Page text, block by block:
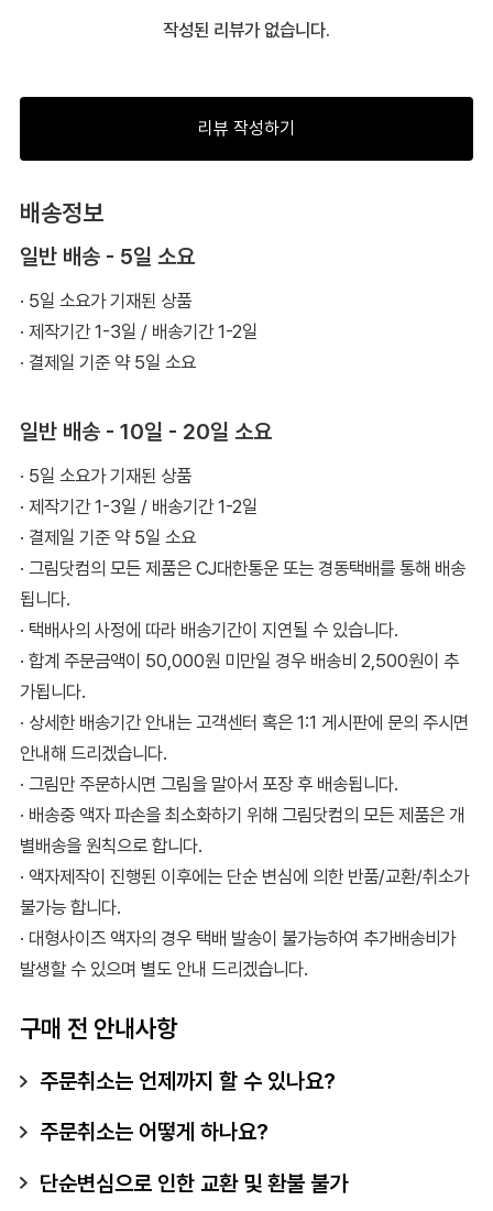
작성된 리뷰가 없습니다.
리뷰 작성하기
배송정보
일반 배송 - 5일 소요
· 5일 소요가 기재된 상품
· 제작기간 1-3일 / 배송기간 1-2일
· 결제일 기준 약 5일 소요
일반 배송 - 10일 - 20일 소요
· 5일 소요가 기재된 상품
· 제작기간 1-3일 / 배송기간 1-2일
· 결제일 기준 약 5일 소요
· 그림닷컴의 모든 제품은 CJ대한통운 또는 경동택배를 통해 배송
됩니다.
· 택배사의 사정에 따라 배송기간이 지연될 수 있습니다.
· 합계 주문금액이 50,000원 미만일 경우 배송비 2,500원이 추
가됩니다.
· 상세한 배송기간 안내는 고객센터 혹은 1:1 게시판에 문의 주시면
안내해 드리겠습니다.
· 그림만 주문하시면 그림을 말아서 포장 후 배송됩니다.
· 배송중 액자 파손을 최소화하기 위해 그림닷컴의 모든 제품은 개
별배송을 원칙으로 합니다.
· 액자제작이 진행된 이후에는 단순 변심에 의한 반품/교환/취소가
불가능 합니다.
· 대형사이즈 액자의 경우 택배 발송이 불가능하여 추가배송비가
발생할 수 있으며 별도 안내 드리겠습니다.
구매 전 안내사항
주문취소는 언제까지 할 수 있나요?
주문취소는 어떻게 하나요?
단순변심으로 인한 교환 및 환불 불가